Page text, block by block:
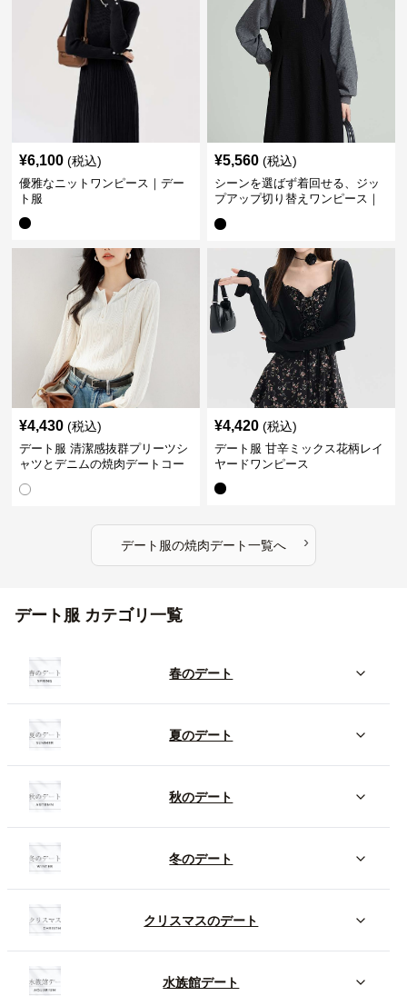
¥6,100 (税込)
優雅なニットワンピース｜デー
ト服
¥5,560 (税込)
シーンを選ばず着回せる、ジッ
プアップ切り替えワンピース｜
¥4,430 (税込)
デート服 清潔感抜群プリーツシ
ャツとデニムの焼肉デートコー
¥4,420 (税込)
デート服 甘辛ミックス花柄レイ
ヤードワンピース
デート服の焼肉デート一覧へ ›
デート服 カテゴリ一覧
春のデート
夏のデート
秋のデート
冬のデート
クリスマスのデート
水族館デート